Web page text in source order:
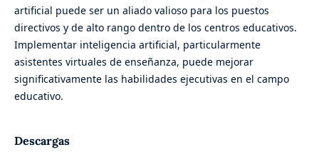
artificial puede ser un aliado valioso para los puestos
directivos y de alto rango dentro de los centros educativos.
Implementar inteligencia artificial, particularmente
asistentes virtuales de enseñanza, puede mejorar
significativamente las habilidades ejecutivas en el campo
educativo.
Descargas